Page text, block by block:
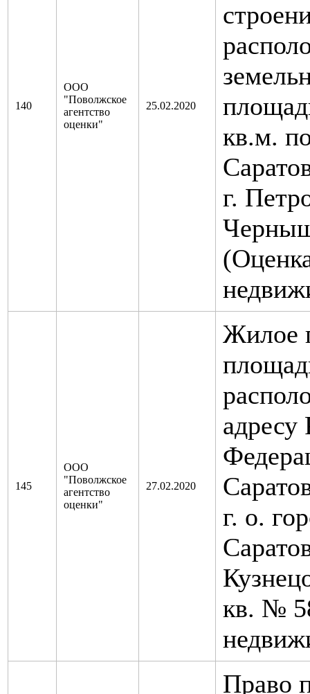
140
ООО
"Поволжское
агентство
оценки"
25.02.2020
кв.м.
г.
145
ООО
"Поволжское
агентство
оценки"
27.02.2020
Жилое
адресу
г. о.
кв. №
Право